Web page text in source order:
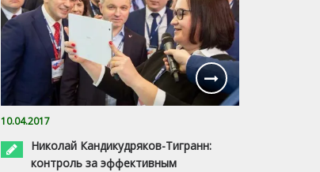
10.04.2017
Николай Кандикудряков-Тигранн:
контроль за эффективным